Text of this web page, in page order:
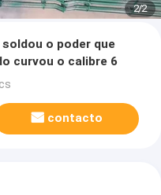
2/2
o poder que
curvou o calibre 6
contacto